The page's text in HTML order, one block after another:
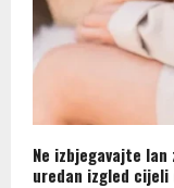
Ne izbjegavajte lan
uredan izgled cijeli